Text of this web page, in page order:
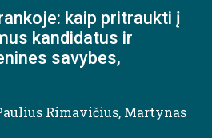
kaip pritraukti į
kandidatus ir
savybes,
Rimavičius, Martynas